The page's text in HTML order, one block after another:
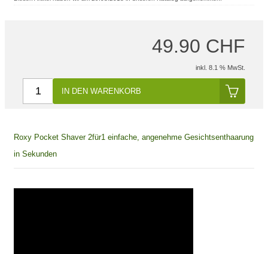
49.90 CHF
inkl. 8.1 % MwSt.
IN DEN WARENKORB
Roxy Pocket Shaver 2für1 einfache, angenehme Gesichtsenthaarung
in Sekunden